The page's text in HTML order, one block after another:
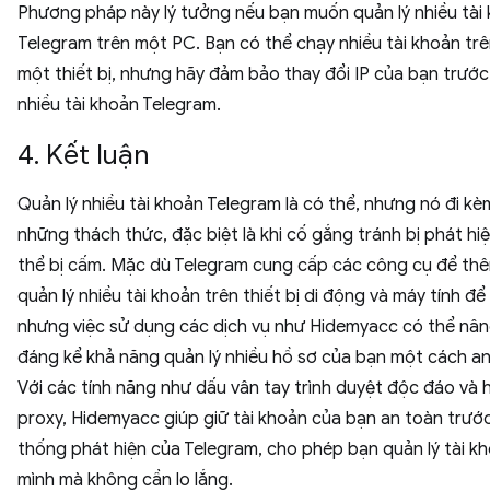
Phương pháp này lý tưởng nếu bạn muốn quản lý nhiều tài
Telegram trên một PC. Bạn có thể chạy nhiều tài khoản
một thiết bị, nhưng hãy đảm bảo thay đổi IP của bạn
nhiều tài khoản Telegram.
4. Kết luận
Quản lý nhiều tài khoản Telegram là có thể, nhưng nó đi
những thách thức, đặc biệt là khi cố gắng tránh bị phát
thể bị cấm. Mặc dù Telegram cung cấp các công cụ để
quản lý nhiều tài khoản trên thiết bị di động và máy tính để
nhưng việc sử dụng các dịch vụ như Hidemyacc có thể
đáng kể khả năng quản lý nhiều hồ sơ của bạn một cách
Với các tính năng như dấu vân tay trình duyệt độc đáo và
proxy, Hidemyacc giúp giữ tài khoản của bạn an toàn
thống phát hiện của Telegram, cho phép bạn quản lý tài
mình mà không cần lo lắng.